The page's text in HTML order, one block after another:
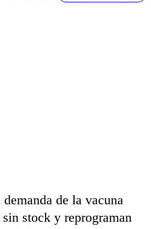
de la vacuna
stock y reprograman